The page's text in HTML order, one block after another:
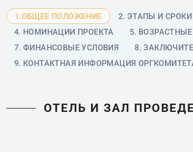
1.ОБЩЕЕ ПОЛОЖЕНИЕ 2. ЭТАПЫ И
4. НОМИНАЦИИ ПРОЕКТА
5.
7. ФИНАНСОВЫЕ УСЛОВИЯ
8.
9. КОНТАКТНАЯ ИНФОРМАЦИЯ
ОТЕЛЬ И ЗАЛ